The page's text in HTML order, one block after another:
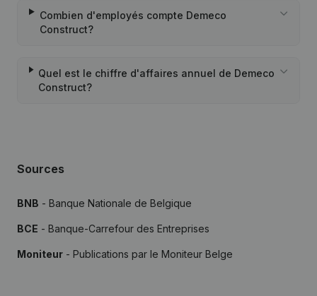
Combien d'employés compte Demeco
Construct?
Quel est le chiffre d'affaires annuel de Demeco
Construct?
Sources
BNB - Banque Nationale de Belgique
BCE - Banque-Carrefour des Entreprises
Moniteur - Publications par le Moniteur Belge